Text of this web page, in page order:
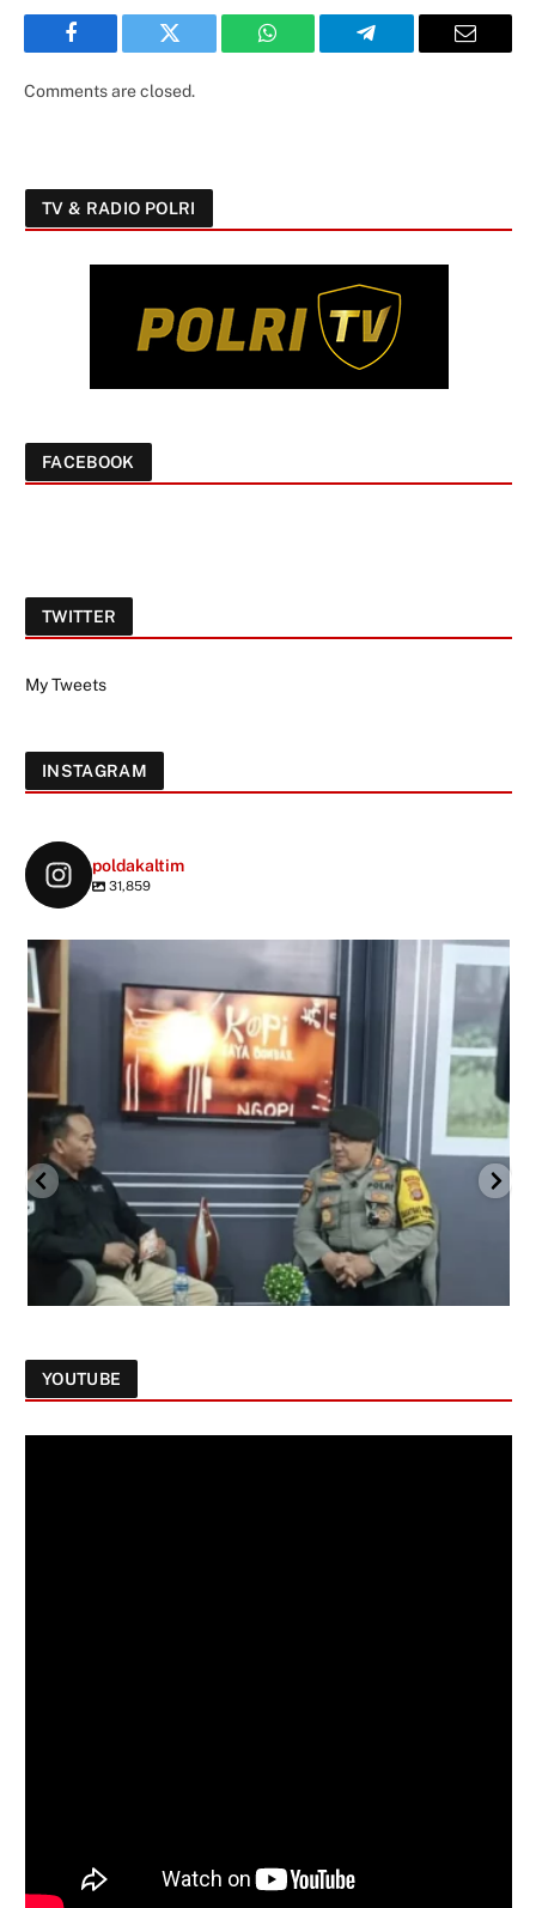
Facebook Twitter WhatsApp Telegram Email
Comments are closed.
TV & RADIO POLRI
FACEBOOK
TWITTER
My Tweets
INSTAGRAM
poldakaltim
31,859
YOUTUBE